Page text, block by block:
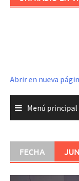
Abrir en nueva
Menú principal
FECHA